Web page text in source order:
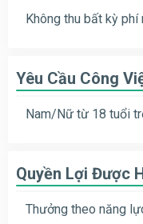
Không thu bất kỳ phí
Yêu Cầu Công
Nam/Nữ từ 18 tuổi
Quyền Lợi Được
Thưởng theo năng